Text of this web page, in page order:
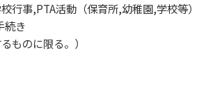
行事,PTA活動（保育所,幼稚園,学校等）
続き
ものに限る。）